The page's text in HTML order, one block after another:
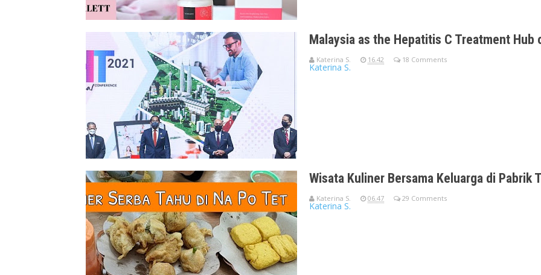
Malaysia as the Hepatitis C Treatment Hub
Katerina S. 16.42 18 Comments
Katerina S.
Wisata Kuliner Bersama Keluarga di Pabrik
Katerina S. 06.47 29 Comments
Katerina S.